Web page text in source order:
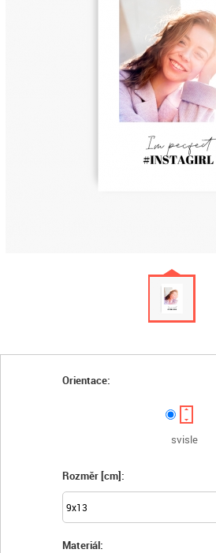
Orientace:
svisle
Rozměr [cm]:
Materiál: